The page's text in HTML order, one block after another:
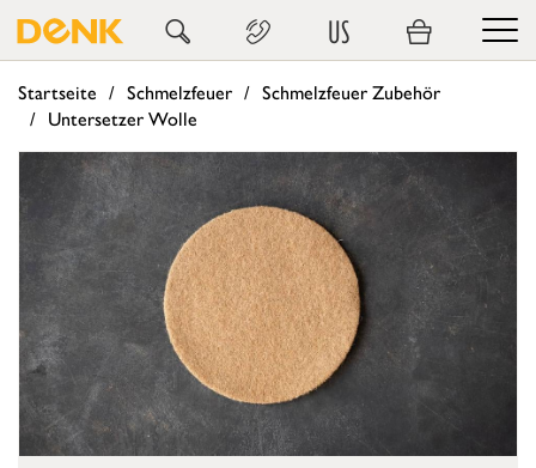
US
Startseite Schmelzfeuer
Schmelzfeuer Zubehör
Untersetzer Wolle